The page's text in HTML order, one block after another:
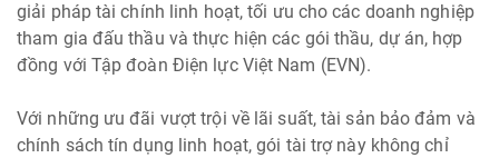
giải pháp tài chính linh hoạt, tối ưu cho các doanh nghiệp
tham gia đấu thầu và thực hiện các gói thầu, dự án, hợp
đồng với Tập đoàn Điện lực Việt Nam (EVN).
Với những ưu đãi vượt trội về lãi suất, tài sản bảo đảm và
chính sách tín dụng linh hoạt, gói tài trợ này không chỉ